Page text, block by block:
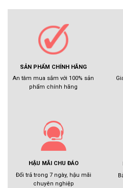
SẢN PHẨM CHÍNH HÃNG
An tâm mua sắm với 100% sản
phẩm chính hãng
HẬU MÃI CHU ĐÁO
Đổi trả trong 7 ngày, hậu mãi
chuyên nghiệp